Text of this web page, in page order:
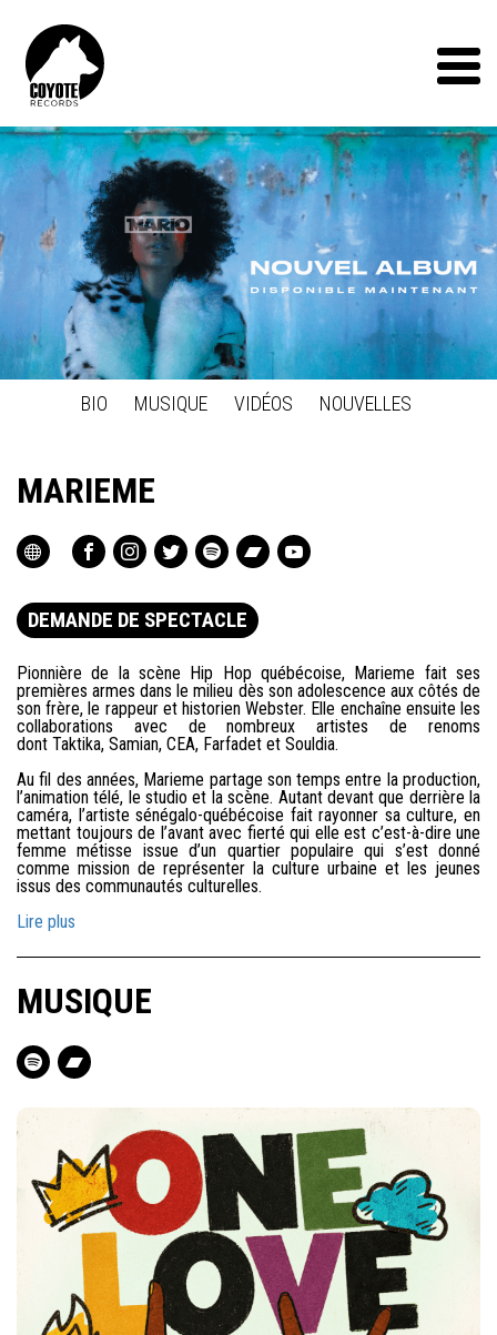
Records
Menu
BIO MUSIQUE VIDÉOS NOUVELLES
MARIEME
DEMANDE DE SPECTACLE
Pionnière de la scène Hip Hop québécoise, Marieme fait ses
premières armes dans le milieu dès son adolescence aux côtés de
son frère, le rappeur et historien Webster. Elle enchaîne ensuite les
collaborations avec de nombreux artistes de renoms
dont Taktika, Samian, CEA, Farfadet et Souldia.
Au fil des années, Marieme partage son temps entre la production,
l’animation télé, le studio et la scène. Autant devant que derrière la
caméra, l’artiste sénégalo-québécoise fait rayonner sa culture, en
mettant toujours de l’avant avec fierté qui elle est c’est-à-dire une
femme métisse issue d’un quartier populaire qui s’est donné
comme mission de représenter la culture urbaine et les jeunes
issus des communautés culturelles.
Lire plus
MUSIQUE